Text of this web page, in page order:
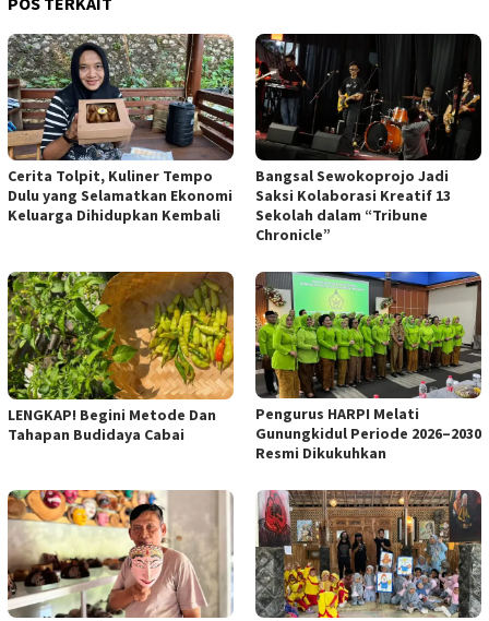
Cerita Tolpit, Kuliner Tempo
Dulu yang Selamatkan Ekonomi
Keluarga Dihidupkan Kembali
Bangsal Sewokoprojo Jadi
Saksi Kolaborasi Kreatif 13
Sekolah dalam “Tribune
Chronicle”
LENGKAP! Begini Metode Dan
Tahapan Budidaya Cabai
Pengurus HARPI Melati
Gunungkidul Periode 2026–2030
Resmi Dikukuhkan